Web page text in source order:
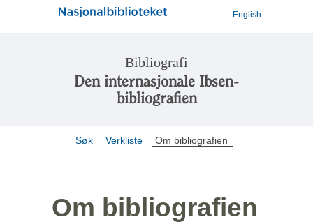
English
Bibliografi
Den internasjonale Ibsen-
bibliografien
Søk Verkliste Om bibliografien
Om bibliografien